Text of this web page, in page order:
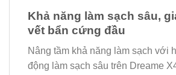
Khả năng làm sạch sâu,
vết bẩn cứng đầu
Nâng tầm khả năng làm sạch với
động làm sạch sâu trên Dreame